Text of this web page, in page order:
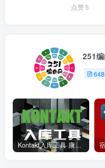
点赞5
251
Kontakt入库工具 康泰克入库教程